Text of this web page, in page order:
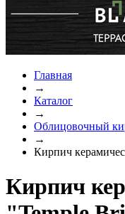
Главная
→
Каталог
→
Облицовочный
→
Кирпич
Кирпич